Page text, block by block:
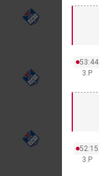
53:44
3.P
52:15
3.P